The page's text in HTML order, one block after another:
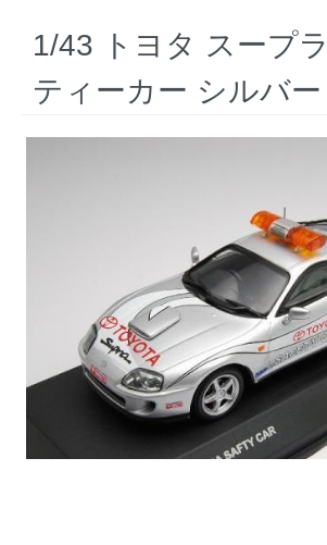
1/43 トヨタ スープ
ティーカー シルバー